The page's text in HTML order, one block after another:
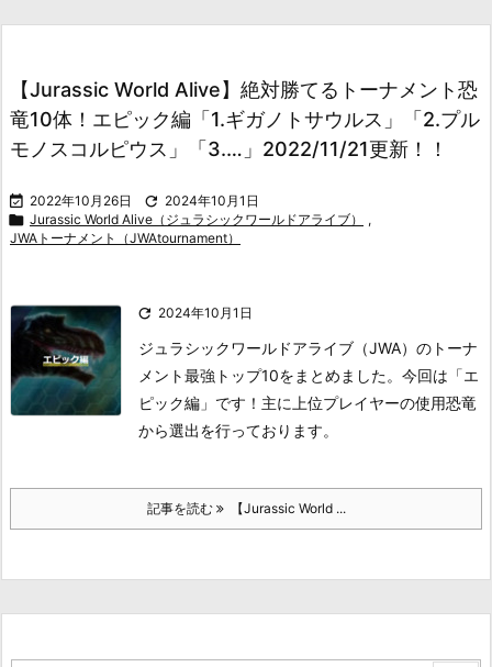
【Jurassic World Alive】絶対勝てるトーナメント恐
竜10体！エピック編「1.ギガノトサウルス」「2.プル
モノスコルピウス」「3.…」2022/11/21更新！！
 2022年10月26日  2024年10月1日
 Jurassic World Alive（ジュラシックワールドアライブ）
,
JWAトーナメント（JWAtournament）
 2024年10月1日
ジュラシックワールドアライブ（JWA）のトーナ
メント最強トップ10をまとめました。今回は「エ
ピック編」です！主に上位プレイヤーの使用恐竜
から選出を行っております。
記事を読む 【Jurassic World ...